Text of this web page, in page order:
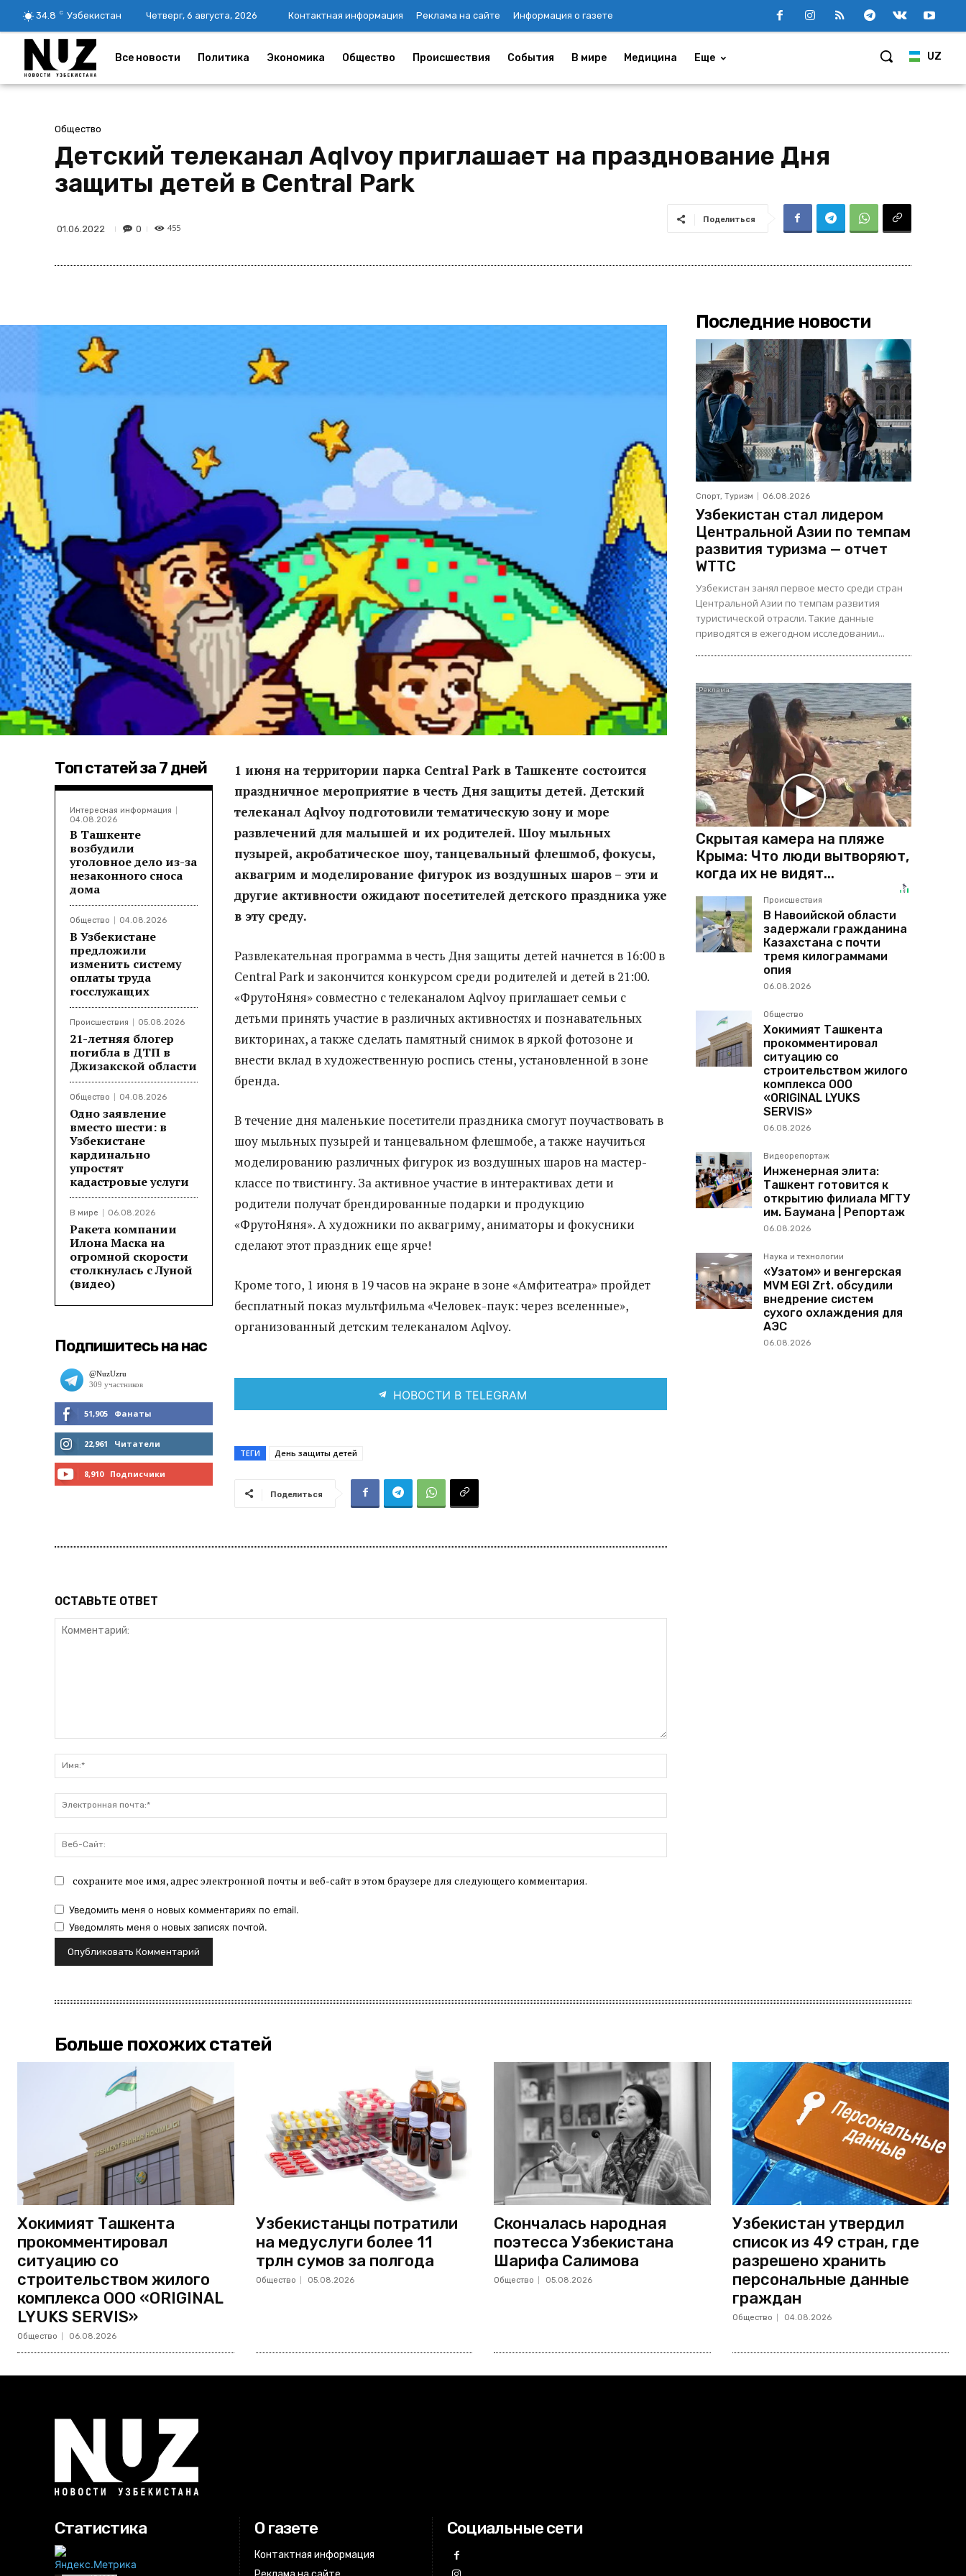
34.8 C Узбекистан Четверг, 6 августа, 2026 Контактная информация Реклама на сайте Информация о газете
UZ
Все новости Политика Экономика Общество Происшествия События В мире Медицина Еще
Общество
Детский телеканал Aqlvoy приглашает на празднование Дня
защиты детей в Central Park
01.06.2022 0 455
Поделиться
Топ статей за 7 дней
Интересная информация
04.08.2026
В Ташкенте
возбудили
уголовное дело из-за
незаконного сноса
дома
Общество 04.08.2026
В Узбекистане
предложили
изменить систему
оплаты труда
госслужащих
Происшествия 05.08.2026
21-летняя блогер
погибла в ДТП в
Джизакской области
Общество 04.08.2026
Одно заявление
вместо шести: в
Узбекистане
кардинально
упростят
кадастровые услуги
В мире 06.08.2026
Ракета компании
Илона Маска на
огромной скорости
столкнулась с Луной
(видео)
Подпишитесь на нас
51,905 Фанаты
МНЕ НРАВИТСЯ
22,961 Читатели
8,910 Подписчики
1 июня на территории парка Central Park в Ташкенте состоится
праздничное мероприятие в честь Дня защиты детей. Детский
телеканал Aqlvoy подготовили тематическую зону и море
развлечений для малышей и их родителей. Шоу мыльных
пузырей, акробатическое шоу, танцевальный флешмоб, фокусы,
аквагрим и моделирование фигурок из воздушных шаров – эти и
другие активности ожидают посетителей детского праздника уже
в эту среду.
Развлекательная программа в честь Дня защиты детей начнется в 16:00 в
Central Park и закончится конкурсом среди родителей и детей в 21:00.
«ФрутоНяня» совместно с телеканалом Aqlvoy приглашает семьи с
детьми принять участие в различных активностях и познавательных
викторинах, а также сделать памятный снимок в яркой фотозоне и
внести вклад в художественную роспись стены, установленной в зоне
бренда.
В течение дня маленькие посетители праздника смогут поучаствовать в
шоу мыльных пузырей и танцевальном флешмобе, а также научиться
моделированию различных фигурок из воздушных шаров на мастер-
классе по твистингу. За активное участие в интерактивах дети и
родители получат брендированные подарки и продукцию
«ФрутоНяня». А художники по аквагриму, аниматоры и фокусники
сделают этот праздник еще ярче!
Кроме того, 1 июня в 19 часов на экране в зоне «Амфитеатра» пройдет
бесплатный показ мультфильма «Человек-паук: через вселенные»,
организованный детским телеканалом Aqlvoy.
НОВОСТИ В TELEGRAM
ТЕГИ День защиты детей
Поделиться
ОСТАВЬТЕ ОТВЕТ
почта:*
Сайт:
сохраните мое имя, адрес электронной почты и веб-сайт в этом браузере для следующего комментария.
Уведомить меня о новых комментариях по email.
Уведомлять меня о новых записях почтой.
Последние новости
Спорт, Туризм 06.08.2026
Узбекистан стал лидером
Центральной Азии по темпам
развития туризма — отчет
WTTC
Узбекистан занял первое место среди стран
Центральной Азии по темпам развития
туристической отрасли. Такие данные
приводятся в ежегодном исследовании...
Скрытая камера на пляже
Крыма: Что люди вытворяют,
когда их не видят...
Происшествия
В Навоийской области
задержали гражданина
Казахстана с почти
тремя килограммами
опия
06.08.2026
Общество
Хокимият Ташкента
прокомментировал
ситуацию со
строительством жилого
комплекса ООО
«ORIGINAL LYUKS
SERVIS»
06.08.2026
Видеорепортаж
Инженерная элита:
Ташкент готовится к
открытию филиала МГТУ
им. Баумана | Репортаж
06.08.2026
Наука и технологии
«Узатом» и венгерская
MVM EGI Zrt. обсудили
внедрение систем
сухого охлаждения для
АЭС
06.08.2026
Больше похожих статей
Хокимият Ташкента
прокомментировал
ситуацию со
строительством жилого
комплекса ООО «ORIGINAL
LYUKS SERVIS»
Общество 06.08.2026
Узбекистанцы потратили
на медуслуги более 11
трлн сумов за полгода
Общество 05.08.2026
Скончалась народная
поэтесса Узбекистана
Шарифа Салимова
Общество 05.08.2026
Узбекистан утвердил
список из 49 стран, где
разрешено хранить
персональные данные
граждан
Общество 04.08.2026
Статистика О газете
Контактная информация
Социальные сети